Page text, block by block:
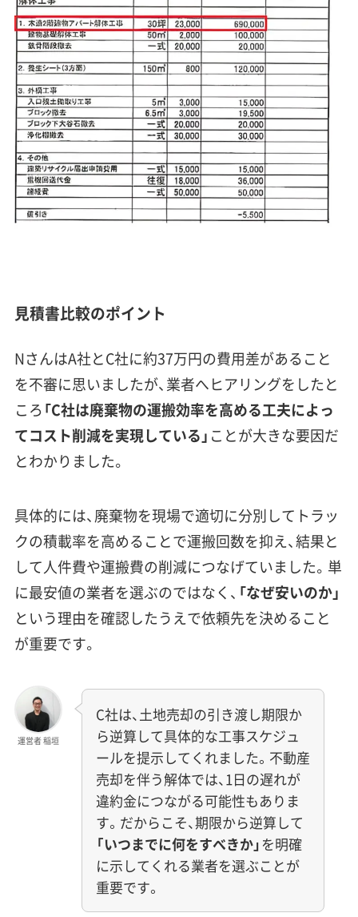
見積書比較のポイント
NさんはA社とC社に約37万円の費用差があること
を不審に思いましたが、業者へヒアリングをしたと
ころ「C社は廃棄物の運搬効率を高める工夫によっ
てコスト削減を実現している」 ことが大きな要因だ
とわかりました。
具体的には、廃棄物を現場で適切に分別してトラッ
クの積載率を高めることで運搬回数を抑え、結果と
して人件費や運搬費の削減につなげていました。単
に最安値の業者を選ぶのではなく、 「なぜ安いのか」
という理由を確認したうえで依頼先を決めること
が重要です。
運営者 稲垣
C社は、土地売却の引き渡し期限か
ら逆算して具体的な工事スケジュ
ールを提示してくれました。不動産
売却を伴う解体では、1日の遅れが
違約金につながる可能性もありま
す。だからこそ、期限から逆算して
「いつまでに何をすべきか」 を明確
に示してくれる業者を選ぶことが
重要です。